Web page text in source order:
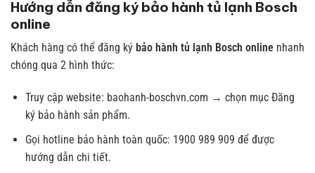
Hướng dẫn đăng ký bảo hành tủ lạnh Bosch
online
Khách hàng có thể đăng ký bảo hành tủ lạnh Bosch online nhanh
chóng qua 2 hình thức:
Truy cập website: baohanh-boschvn.com → chọn mục Đăng
ký bảo hành sản phẩm.
Gọi hotline bảo hành toàn quốc: 1900 989 909 để được
hướng dẫn chi tiết.